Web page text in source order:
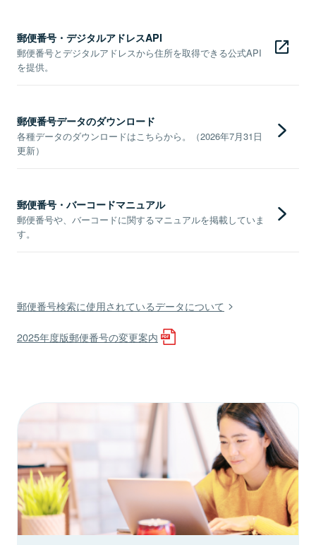
郵便番号・デジタルアドレスAPI
郵便番号とデジタルアドレスから住所を取得できる公式API
を提供。
郵便番号データのダウンロード
各種データのダウンロードはこちらから。（2026年7月31日
更新）
郵便番号・バーコードマニュアル
郵便番号や、バーコードに関するマニュアルを掲載していま
す。
郵便番号検索に使用されているデータについて
2025年度版郵便番号の変更案内